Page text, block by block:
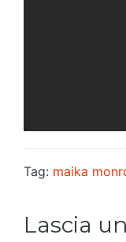
Tag: maika
Lascia